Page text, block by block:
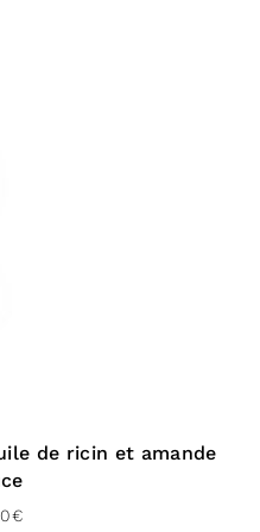
Shea Butter Ethyl
/ Eau), Shellac, Urea,
(Iron Oxides), Parfum
dans le parfum
de ricin et amande
€